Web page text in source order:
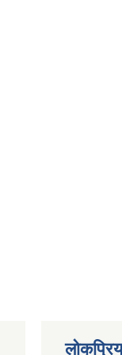
लोकप्रिय